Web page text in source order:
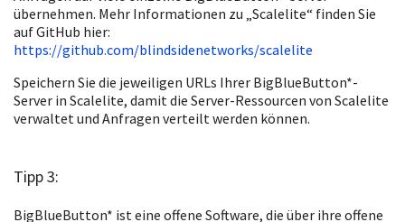
übernehmen. Mehr Informationen zu „Scalelite“ finden Sie
auf GitHub hier:
https://github.com/blindsidenetworks/scalelite
Speichern Sie die jeweiligen URLs Ihrer BigBlueButton*-
Server in Scalelite, damit die Server-Ressourcen von Scalelite
verwaltet und Anfragen verteilt werden können.
Tipp 3:
BigBlueButton* ist eine offene Software, die über ihre offene